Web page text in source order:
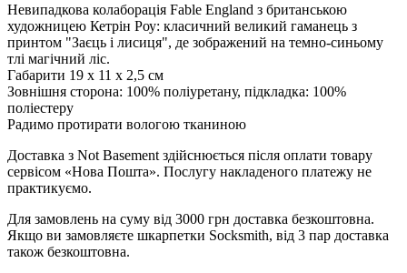
Невипадкова колаборація Fable England з британською
художницею Кетрін Роу: класичний великий гаманець з
принтом "Заєць і лисиця", де зображений на темно-синьому
тлі магічний ліс.
Габарити 19 x 11 x 2,5 см
Зовнішня сторона: 100% поліуретану, підкладка: 100%
поліестеру
Радимо протирати вологою тканиною
Доставка з Not Basement здійснюється після оплати товару
сервісом «Нова Пошта». Послугу накладеного платежу не
практикуємо.
Для замовлень на суму від 3000 грн доставка безкоштовна.
Якщо ви замовляєте шкарпетки Socksmith, від 3 пар доставка
також безкоштовна.